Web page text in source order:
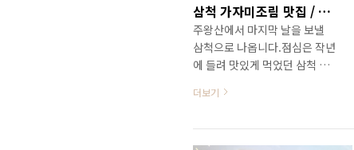
삼척 가자미조림 맛집 / 삼척 중앙시장 미숙이네생선조림
주왕산에서 마지막 날을 보낼
삼척으로 나옵니다.점심은 작년
에 들려 맛있게 먹었던 삼척 삼
해 보니 수요일이 휴무일 ㅠㅠ
녁도 작년에 맛있게 먹었던 삼
더보기